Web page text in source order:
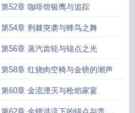
第52章 咖啡馆银鹰与追踪
第54章 荆棘突袭与蜂鸟之舞
第56章 蒸汽齿轮与锚点之光
第58章 红烧肉空椅与金镑的潮声
第60章 金流湮灭与枪焰家宴